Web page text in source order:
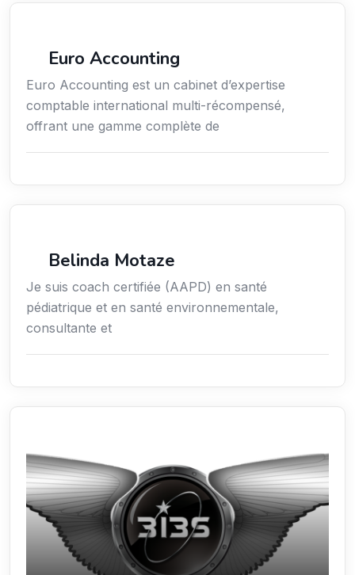
Euro Accounting
Euro Accounting est un cabinet d’expertise
comptable international multi-récompensé,
offrant une gamme complète de
Belinda Motaze
Je suis coach certifiée (AAPD) en santé
pédiatrique et en santé environnementale,
consultante et